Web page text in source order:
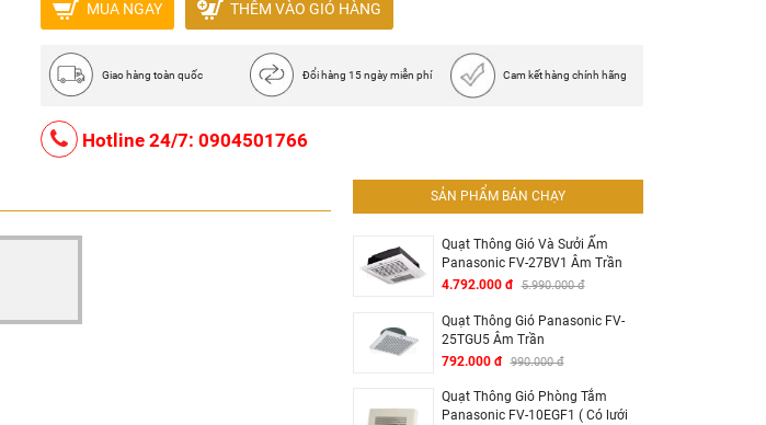
MUA NGAY THÊM VÀO GIỎ HÀNG
Giao hàng toàn quốc Đổi hàng 15 ngày miễn phí Cam kết hàng chính hãng
Hotline 24/7: 0904501766
SẢN PHẨM BÁN CHẠY
Quạt Thông Gió Và Sưởi Ấm
Panasonic FV-27BV1 Âm Trần
4.792.000 đ 5.990.000 đ
Quạt Thông Gió Panasonic FV-
25TGU5 Âm Trần
792.000 đ 990.000 đ
Quạt Thông Gió Phòng Tắm
Panasonic FV-10EGF1 ( Có lưới